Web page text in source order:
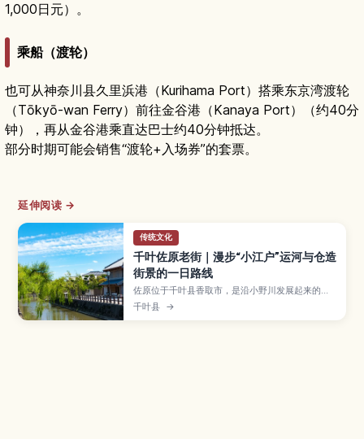
1,000日元）。
乘船（渡轮）
也可从神奈川县久里浜港（Kurihama Port）搭乘东京湾渡轮
（Tōkyō-wan Ferry）前往金谷港（Kanaya Port）（约40分
钟），再从金谷港乘直达巴士约40分钟抵达。
部分时期可能会销售“渡轮+入场券”的套票。
延伸阅读 →
传统文化
千叶佐原老街｜漫步“小江户”运河与仓造
街景的一日路线
佐原位于千叶县香取市，是沿小野川发展起来的历
史老街，被称为“小江户”，保留了成排的仓造建筑
与古老商家。本文将介绍运河游船、伊能忠敬旧宅
千叶县 →